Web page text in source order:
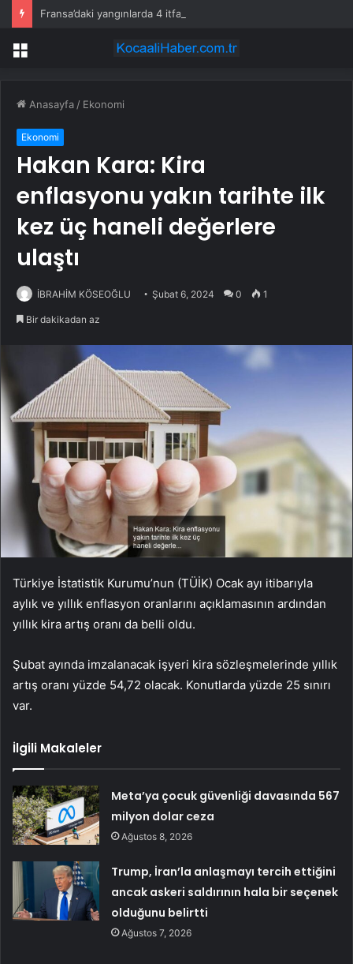
Fransa’daki yangınlarda 4 itfaiye eri hayatını kaybetti
Menü
Anasayfa / Ekonomi
Ekonomi
Hakan Kara: Kira
enflasyonu yakın tarihte ilk
kez üç haneli değerlere
ulaştı
İBRAHİM KÖSEOĞLU Şubat 6, 2024 0 1
Bir dakikadan az
Türkiye İstatistik Kurumu’nun (TÜİK) Ocak ayı itibarıyla
aylık ve yıllık enflasyon oranlarını açıklamasının ardından
yıllık kira artış oranı da belli oldu.
Şubat ayında imzalanacak işyeri kira sözleşmelerinde yıllık
artış oranı yüzde 54,72 olacak. Konutlarda yüzde 25 sınırı
var.
İlgili Makaleler
Meta’ya çocuk güvenliği davasında 567
milyon dolar ceza
Ağustos 8, 2026
Trump, İran’la anlaşmayı tercih ettiğini
ancak askeri saldırının hala bir seçenek
olduğunu belirtti
Ağustos 7, 2026